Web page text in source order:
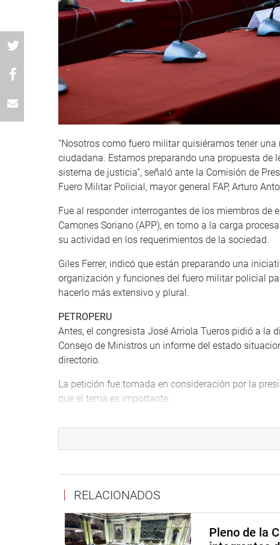
“Nosotros como fuero militar quisiéramos tener
ciudadana. Estamos preparando una propuesta de
sistema de justicia”, señaló ante la Comisión de
Fuero Militar Policial, mayor general FAP, Arturo
Fue al responder interrogantes de los miembros de
Camones Soriano (APP), en torno a la carga
su actividad en los requerimientos de la sociedad.
Giles Ferrer, indicó que están preparando una
organización y funciones del fuero militar policial
hacerlo más extensivo y plural.
PETROPERU
Antes, el congresista José Arriola Tueros pidió a la
Consejo de Ministros un informe del estado
directorio.
La petición fue tomada en consideración por la
que el tema es importante.
a la política, porque tiene que ser rentable”, dijo
RELACIONADOS
Pleno de la